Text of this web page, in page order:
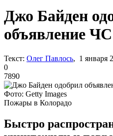
Джо Байден
объявление
Текст: Олег Павлось, 1 января
0
7890
Фото: Getty Images
Пожары в Колорадо
Быстро